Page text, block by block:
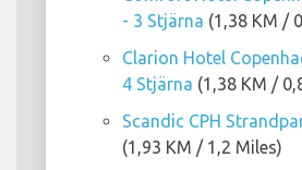
- 3 Stjärna (1,38 KM /
Clarion Hotel
4 Stjärna (1,38 KM /
Scandic CPH
(1,93 KM / 1,2 Miles)